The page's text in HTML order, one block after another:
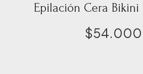
Epilación Cera
$54.000